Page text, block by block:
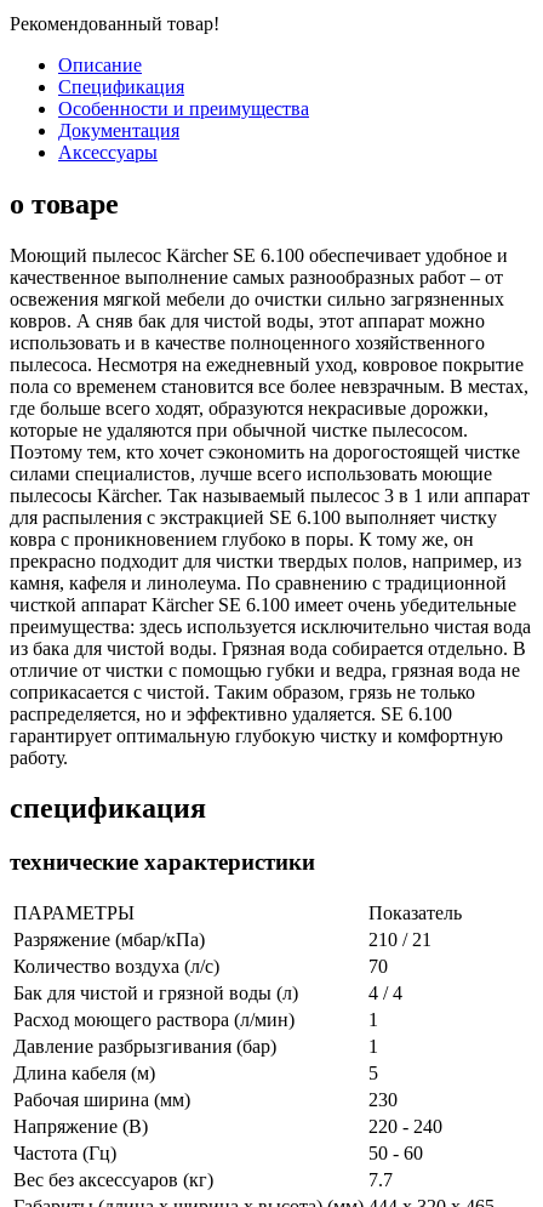
Рекомендованный товар!
Описание
Спецификация
Особенности и преимущества
Документация
Аксессуары
о товаре
Моющий пылесос Kärcher SE 6.100 обеспечивает удобное и
качественное выполнение самых разнообразных работ – от
освежения мягкой мебели до очистки сильно загрязненных
ковров. А сняв бак для чистой воды, этот аппарат можно
использовать и в качестве полноценного хозяйственного
пылесоса. Несмотря на ежедневный уход, ковровое покрытие
пола со временем становится все более невзрачным. В местах,
где больше всего ходят, образуются некрасивые дорожки,
которые не удаляются при обычной чистке пылесосом.
Поэтому тем, кто хочет сэкономить на дорогостоящей чистке
силами специалистов, лучше всего использовать моющие
пылесосы Kärcher. Так называемый пылесос 3 в 1 или аппарат
для распыления с экстракцией SE 6.100 выполняет чистку
ковра с проникновением глубоко в поры. К тому же, он
прекрасно подходит для чистки твердых полов, например, из
камня, кафеля и линолеума. По сравнению с традиционной
чисткой аппарат Kärcher SE 6.100 имеет очень убедительные
преимущества: здесь используется исключительно чистая вода
из бака для чистой воды. Грязная вода собирается отдельно. В
отличие от чистки с помощью губки и ведра, грязная вода не
соприкасается с чистой. Таким образом, грязь не только
распределяется, но и эффективно удаляется. SE 6.100
гарантирует оптимальную глубокую чистку и комфортную
работу.
спецификация
технические характеристики
ПАРАМЕТРЫ
Показатель
Разряжение (мбар/кПа)
210 / 21
Количество воздуха (л/с)
70
Бак для чистой и грязной воды (л)
4 / 4
Расход моющего раствора (л/мин)
1
Давление разбрызгивания (бар)
1
Длина кабеля (м)
5
Рабочая ширина (мм)
230
Напряжение (В)
220 - 240
Частота (Гц)
50 - 60
Вес без аксессуаров (кг)
7.7